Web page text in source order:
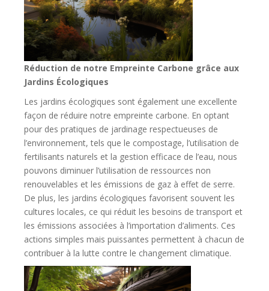
Réduction de notre Empreinte Carbone grâce aux
Jardins Écologiques
Les jardins écologiques sont également une excellente
façon de réduire notre empreinte carbone. En optant
pour des pratiques de jardinage respectueuses de
l’environnement, tels que le compostage, l’utilisation de
fertilisants naturels et la gestion efficace de l’eau, nous
pouvons diminuer l’utilisation de ressources non
renouvelables et les émissions de gaz à effet de serre.
De plus, les jardins écologiques favorisent souvent les
cultures locales, ce qui réduit les besoins de transport et
les émissions associées à l’importation d’aliments. Ces
actions simples mais puissantes permettent à chacun de
contribuer à la lutte contre le changement climatique.